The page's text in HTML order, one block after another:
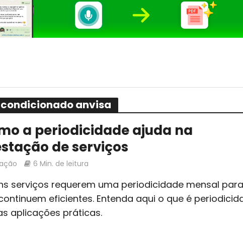
anvisa
a periodicidade ajuda na
de serviços
6 Min. de leitura
serviços requerem uma periodicidade mensal para
eficientes. Entenda aqui o que é
aplicações práticas.